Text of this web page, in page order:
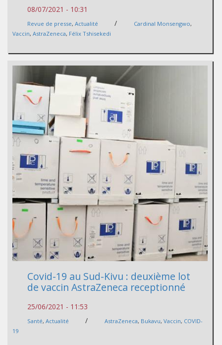
08/07/2021 - 10:31
Revue de presse, Actualité / Cardinal Monsengwo,
Vaccin, AstraZeneca, Félix Tshisekedi
Covid-19 au Sud-Kivu : deuxième lot
de vaccin AstraZeneca receptionné
25/06/2021 - 11:53
Santé, Actualité / AstraZeneca, Bukavu, Vaccin, COVID-
19